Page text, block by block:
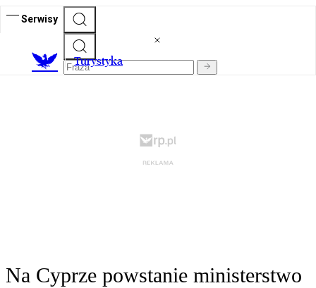
Serwisy
Turystyka
Na Cyprze powstanie ministerstwo